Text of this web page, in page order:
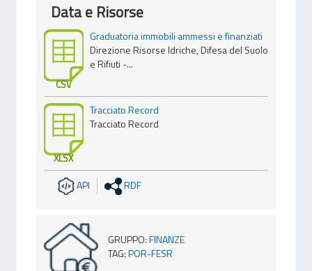
Data e Risorse
CSV
Graduatoria immobili ammessi e finanziati
Direzione Risorse Idriche, Difesa del Suolo
e Rifiuti -...
XLSX
Tracciato Record
Tracciato Record
API RDF
GRUPPO:FINANZE
TAG:POR-FESR